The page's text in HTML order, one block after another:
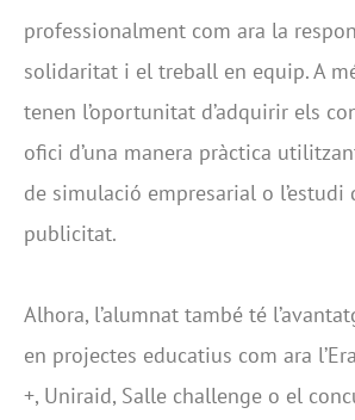
professionalment com ara la
solidaritat i el treball en equip. A
tenen l’oportunitat d’adquirir els
ofici d’una manera pràctica
de simulació empresarial o
publicitat.
Alhora, l’alumnat també té
en projectes educatius com ara
+, Uniraid, Salle challenge o el